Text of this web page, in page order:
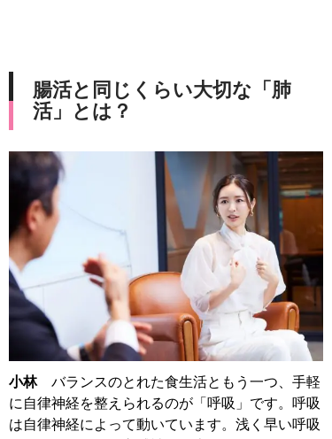
腸活と同じくらい大切な「肺
活」とは？
小林バランスのとれた食生活ともう一つ、手軽
に自律神経を整えられるのが「呼吸」です。呼吸
は自律神経によって動いています。浅く早い呼吸